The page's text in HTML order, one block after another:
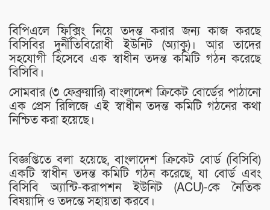
বিপিএলে ফিক্সিং নিয়ে তদন্ত করার জন্য কাজ করছে
বিসিবির দুর্নীতিবিরোধী ইউনিট (অ্যাকু)। আর তাদের
সহযোগী হিসেবে এক স্বাধীন তদন্ত কমিটি গঠন করেছে
বিসিবি।
সোমবার (৩ ফেব্রুয়ারি) বাংলাদেশ ক্রিকেট বোর্ডের পাঠানো
এক প্রেস রিলিজে এই স্বাধীন তদন্ত কমিটি গঠনের কথা
নিশ্চিত করা হয়েছে।
বিজ্ঞপ্তিতে বলা হয়েছে, বাংলাদেশ ক্রিকেট বোর্ড (বিসিবি)
একটি স্বাধীন তদন্ত কমিটি গঠন করেছে, যা বোর্ড এবং
বিসিবি অ্যান্টি-করাপশন ইউনিট (ACU)-কে নৈতিক
বিষয়াদি ও তদন্তে সহায়তা করবে।